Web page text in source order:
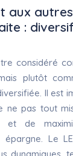
aux
:
considéré
plutôt
Il est
ne pas tout
et de
Le